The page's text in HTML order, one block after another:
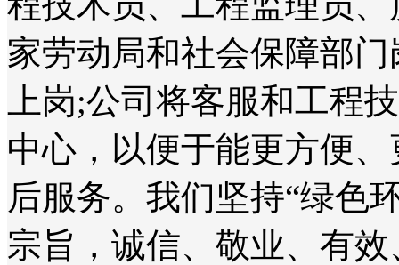
家劳动局和社会保障部
上岗;公司将客服和工程
中心，以便于能更方便
后服务。我们坚持“绿色
宗旨，诚信、敬业、有